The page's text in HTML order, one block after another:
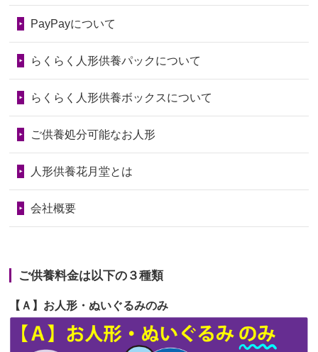
の回りの物...
2026/06/28人形たちに これまで本当にありがとう
2026/06/24今は亡き両親が孫（私の子供）の初節
句に贈って...
2026/06/23ありがとうね
の祖父母か...
2026/06/20
雛人形をお道具も含め一式で引き取っ
てくださる...
第73回人形供養祭令和6年10月17日(木)
第71回人形供養祭令和6年8月1日(木)
第70回人形供養祭令和6年6月21日(金)
第68回人形供養祭令和6年3月22日(金)
第65回人形供養祭令和5年11月09日(木)
第64回人形供養祭令和5年9月21日(木)
第63回人形供養祭 令和5年8月1日(火)
PayPayについて
らくらく人形供養パックについて
らくらく人形供養ボックスについて
ご供養処分可能なお人形
人形供養花月堂とは
会社概要
ご供養料金は以下の３種類
【Ａ】お人形・ぬいぐるみのみ